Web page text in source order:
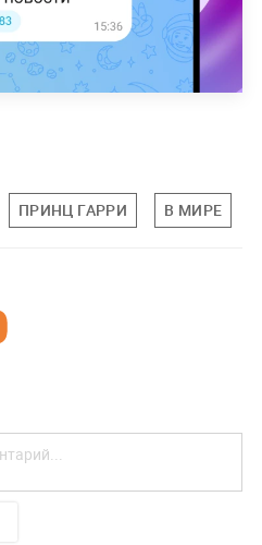
ПРИНЦ ГАРРИ В МИРЕ